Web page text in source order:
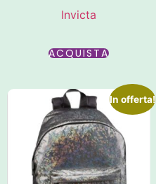
Invicta
ACQUISTA
In offerta!